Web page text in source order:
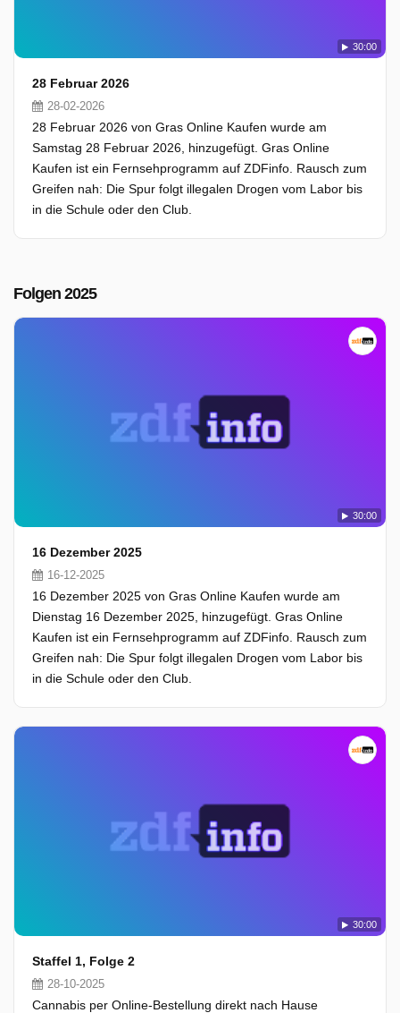
30:00
28 Februar 2026
28-02-2026
28 Februar 2026 von Gras Online Kaufen wurde am
Samstag 28 Februar 2026, hinzugefügt. Gras Online
Kaufen ist ein Fernsehprogramm auf ZDFinfo. Rausch zum
Greifen nah: Die Spur folgt illegalen Drogen vom Labor bis
in die Schule oder den Club.
Folgen 2025
30:00
16 Dezember 2025
16-12-2025
16 Dezember 2025 von Gras Online Kaufen wurde am
Dienstag 16 Dezember 2025, hinzugefügt. Gras Online
Kaufen ist ein Fernsehprogramm auf ZDFinfo. Rausch zum
Greifen nah: Die Spur folgt illegalen Drogen vom Labor bis
in die Schule oder den Club.
30:00
Staffel 1, Folge 2
28-10-2025
Cannabis per Online-Bestellung direkt nach Hause